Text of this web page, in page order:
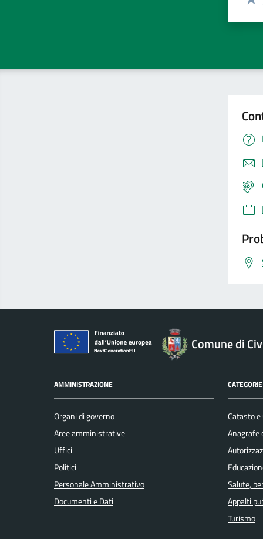
Comune di
AMMINISTRAZIONE
Organi di governo
Aree amministrative
Uffici
Politici
Personale Amministrativo
Documenti e Dati
Catasto
Anagrafe
Salute,
Appalti
Turismo